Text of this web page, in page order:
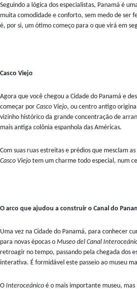
Seguindo a lógica dos especialistas, Panamá é
muita comodidade e conforto, sem medo de ser
é, por si, um ótimo começo para o que virá em
Casco Viejo
Agora que você chegou a Cidade do Panamá e
começar por Casco Viejo, ou centro antigo
vizinho histórico da grande concentração de
mais antiga colônia espanhola das Américas.
Com suas ruas estreitas e prédios que mesclam
Casco Viejo tem um charme todo especial, num
O arco que ajudou a construir o Canal do
Uma vez na Cidade do Panamá, para conhecer
para novas épocas o Museo del Canal
retroagir no tempo, passando pela chegada dos
interativa. É formidável este passeio ao museu
O Interoceánico é o mais importante museu, mas